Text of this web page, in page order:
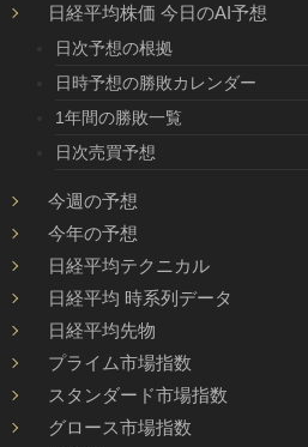
日経平均株価 今日のAI予想
日次予想の根拠
日時予想の勝敗カレンダー
1年間の勝敗一覧
日次売買予想
今週の予想
今年の予想
日経平均テクニカル
日経平均 時系列データ
日経平均先物
プライム市場指数
スタンダード市場指数
グロース市場指数